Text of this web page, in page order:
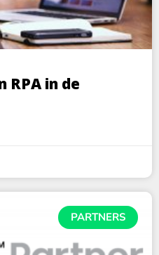
RPA in de
PARTNERS